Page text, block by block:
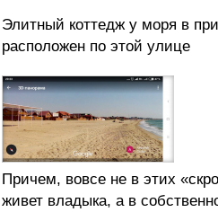
Элитный коттедж у моря в
расположен по этой улице
Причем, вовсе не в этих
живет владыка, а в